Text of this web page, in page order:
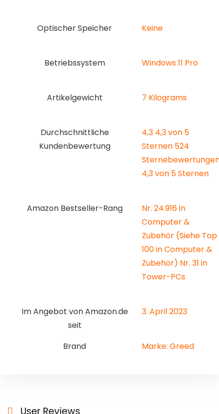
Optischer Speicher ‎Keine
Betriebssystem ‎Windows 11 Pro
Artikelgewicht ‎7 Kilograms
Durchschnittliche
Kundenbewertung
4,3 4,3 von 5
Sternen 524
4,3 von 5 Sternen
Amazon Bestseller-Rang
Nr. 24.916 in
Computer &
Zubehör (Siehe Top
100 in Computer &
Zubehör) Nr. 31 in
Tower-PCs
Im Angebot von Amazon.de
seit
3. April 2023
Brand Marke: Greed